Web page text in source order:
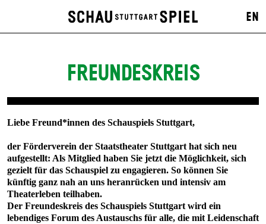
EN
FREUNDESKREIS
Liebe Freund*innen des Schauspiels Stuttgart,
der Förderverein der Staatstheater Stuttgart hat sich neu
aufgestellt: Als Mitglied haben Sie jetzt die Möglichkeit, sich
gezielt für das Schauspiel zu engagieren. So können Sie
künftig ganz nah an uns heranrücken und intensiv am
Theaterleben teilhaben.
Der Freundeskreis des Schauspiels Stuttgart wird ein
lebendiges Forum des Austauschs für alle, die mit Leidenschaft